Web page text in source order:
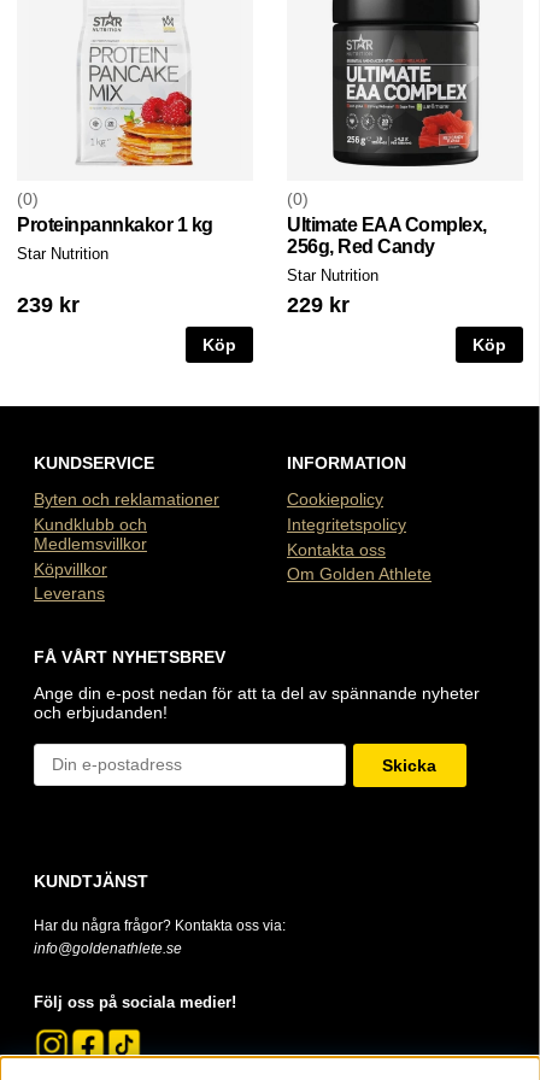
0
Proteinpannkakor 1 kg
Star Nutrition
239 kr
Köp
0
Ultimate EAA Complex,
256g, Red Candy
Star Nutrition
229 kr
Köp
KUNDSERVICE
Byten och reklamationer
Kundklubb och
Medlemsvillkor
Köpvillkor
Leverans
INFORMATION
Cookiepolicy
Integritetspolicy
Kontakta oss
Om Golden Athlete
FÅ VÅRT NYHETSBREV
Ange din e-post nedan för att ta del av spännande nyheter
och erbjudanden!
Skicka
KUNDTJÄNST
Har du några frågor? Kontakta oss via:
info@goldenathlete.se
Följ oss på sociala medier!